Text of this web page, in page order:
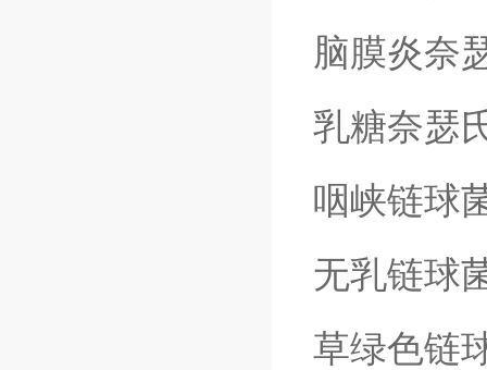
脑膜炎奈
乳糖奈瑟
咽峡链球
无乳链球
草绿色链